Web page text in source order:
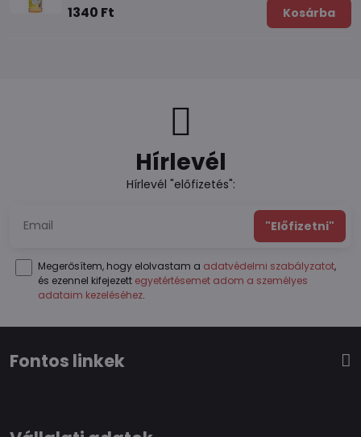
1340 Ft Kosárba
Hírlevél
Hírlevél "előfizetés":
"Előfizetni"
Megerősítem, hogy elolvastam a adatvédelmi szabályzatot,
és ezennel kifejezett egyetértésemet adom a személyes
adataim kezeléséhez.
Fontos linkek